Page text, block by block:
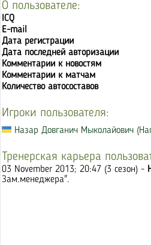
О пользователе:
ICQ
E-mail
Дата регистрации
Дата последней авторизации
Комментарии к новостям
Комментарии к матчам
Количество автосоставов
Игроки пользователя:
Назар Довганич Мыколайович
Тренерская карьера
03 November 2013; 20:47 (3 сезон) -
Зам.менеджера".